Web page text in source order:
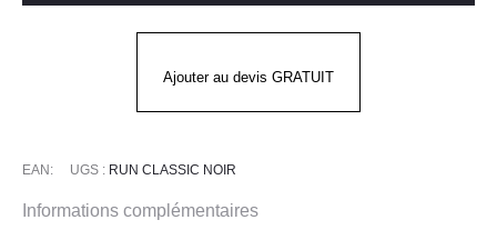
sécurité
Ajouter au devis GRATUIT
EAN: UGS : RUN CLASSIC NOIR
Informations complémentaires